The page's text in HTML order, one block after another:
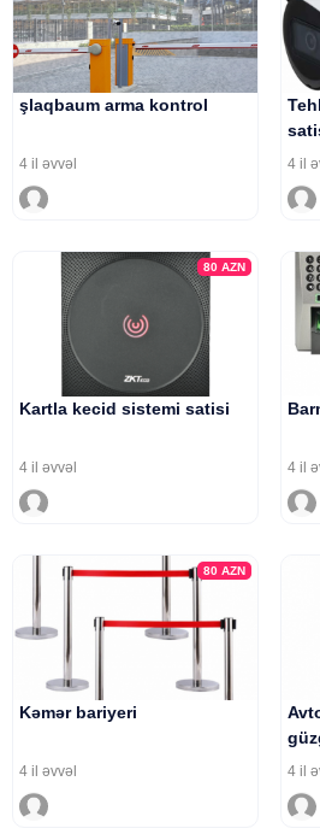
şlaqbaum arma kontrol
4 il əvvəl 4 il
80AZN
Kartla kecid sistemi satisi
4 il əvvəl 4 il
80AZN
Kəmər bariyeri
4 il əvvəl 4 il